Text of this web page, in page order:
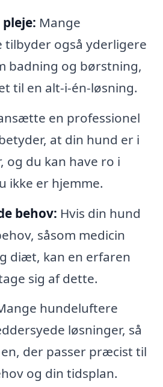
Mange
også yderligere
badning og børstning,
til en alt-i-én-løsning.
en professionel
at din hund er i
og du kan have ro i
ikke er hjemme.
behov: Hvis din hund
såsom medicin
diæt, kan en erfaren
sig af dette.
hundeluftere
løsninger, så
der passer præcist til
og din tidsplan.